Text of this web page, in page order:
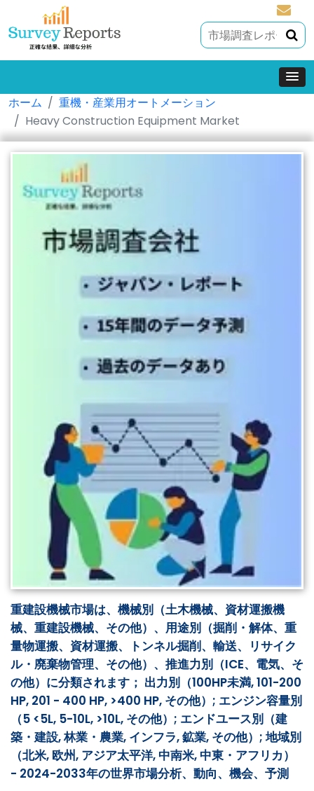
ホーム
重機・産業用オートメーション
Heavy Construction Equipment Market
重建設機械市場は、機械別（土木機械、資材運搬機
械、重建設機械、その他）、用途別（掘削・解体、重
量物運搬、資材運搬、トンネル掘削、輸送、リサイク
ル・廃棄物管理、その他）、推進力別（ICE、電気、そ
の他）に分類されます； 出力別（100HP未満, 101-200
HP, 201 - 400 HP, >400 HP, その他）; エンジン容量別
（5 <5L, 5-10L, >10L, その他）; エンドユース別（建
築・建設, 林業・農業, インフラ, 鉱業, その他）; 地域別
（北米, 欧州, アジア太平洋, 中南米, 中東・アフリカ）
- 2024-2033年の世界市場分析、動向、機会、予測